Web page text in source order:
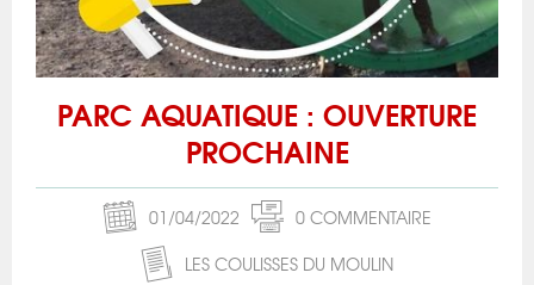
PARC AQUATIQUE : OUVERTURE
PROCHAINE
01/04/2022
0 COMMENTAIRE
LES COULISSES DU MOULIN